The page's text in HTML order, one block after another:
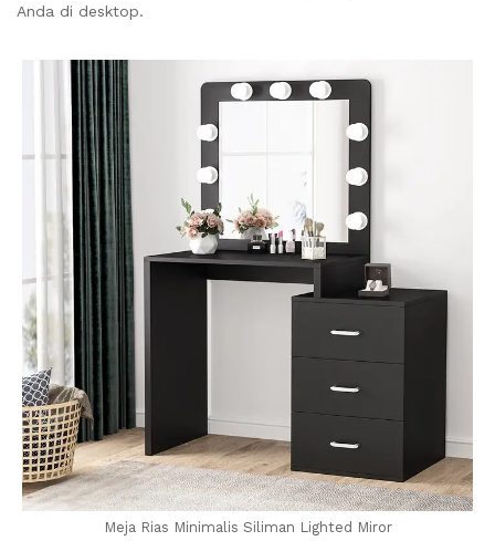
Anda di desktop.
Meja Rias Minimalis Siliman Lighted Miror